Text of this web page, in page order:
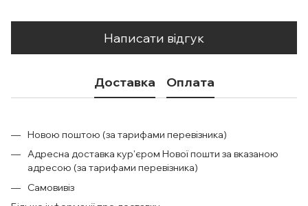
Написати відгук
Доставка Оплата
Новою поштою (за тарифами перевізника)
Адресна доставка кур'єром Нової пошти за вказаною
адресою (за тарифами перевізника)
Самовивіз